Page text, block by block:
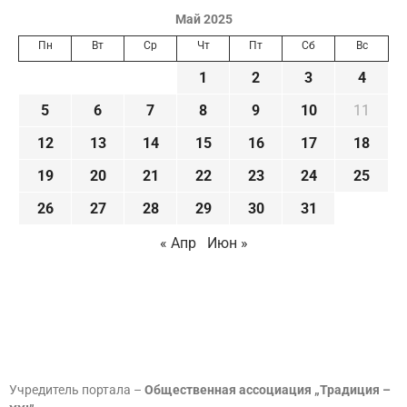
Май 2025
Пн Вт Ср Чт Пт Сб Вс
1 2 3
4
5
6 7 8 9 10
11
12
13 14 15 16 17
18
19
20 21 22 23 24
25
26
27 28 29 30
31
« Апр
Июн »
Учредитель портала – Общественная ассоциация „Традиция –